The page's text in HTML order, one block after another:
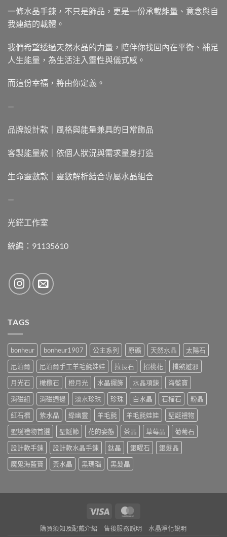
一條水晶手鍊，不只是飾品，更是一份承載能量、意念與自
我連結的載體。
我們希望透過天然水晶的力量，陪伴你找回內在平衡、補足
人生能量，為生活注入靈性與儀式感。
而這份幸福，將由你定義。
—
品牌設計款｜風格與能量兼具的日常飾品
客製能量款｜依個人狀況與需求量身打造
生命靈數款｜靈數解析結合專屬水晶組合
—
光鋩工作室
統編：91135610
TAGS
bonheur bonheur1907 公主系列 原礦 天然水晶
太陽石
尼泊爾
尼泊爾手工羊毛氈娃娃 拉長石 招桃花
擋煞避邪
月光石
橄欖石 橙月光 水晶擺飾 水晶項鍊
海藍寶
消磁組
消磁週邊 淡水珍珠 珍珠 白水晶 石榴石
粉晶
紅石榴
紫水晶 綠幽靈 羊毛氈 羊毛氈娃娃
聖誕禮物
聖誕禮物首選
聖誕節 花的姿態 茶晶 草莓晶
葡萄石
設計款手鍊
設計款水晶手鍊 鈦晶 銀曜石
銀髮晶
魔鬼海藍寶
黃水晶 黑瑪瑙 黑髮晶
Visa
購買須知及配戴介紹 售後服務說明 水晶淨化說明